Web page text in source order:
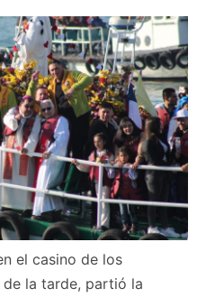
el casino de los
la tarde, partió la